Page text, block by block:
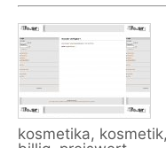
kosmetika,